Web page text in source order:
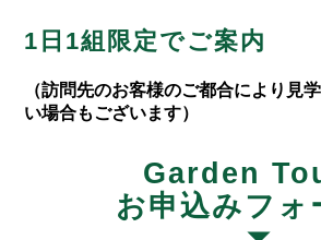
1日1組限定でご案内
（訪問先のお客様のご都合により見
い場合もございます）
Garden
お申込みフォ